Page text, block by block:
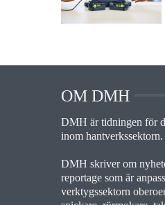
OM DMH
DMH är tidningen för
inom hantverkssektorn.
DMH skriver om
reportage som är
verktygssektorn